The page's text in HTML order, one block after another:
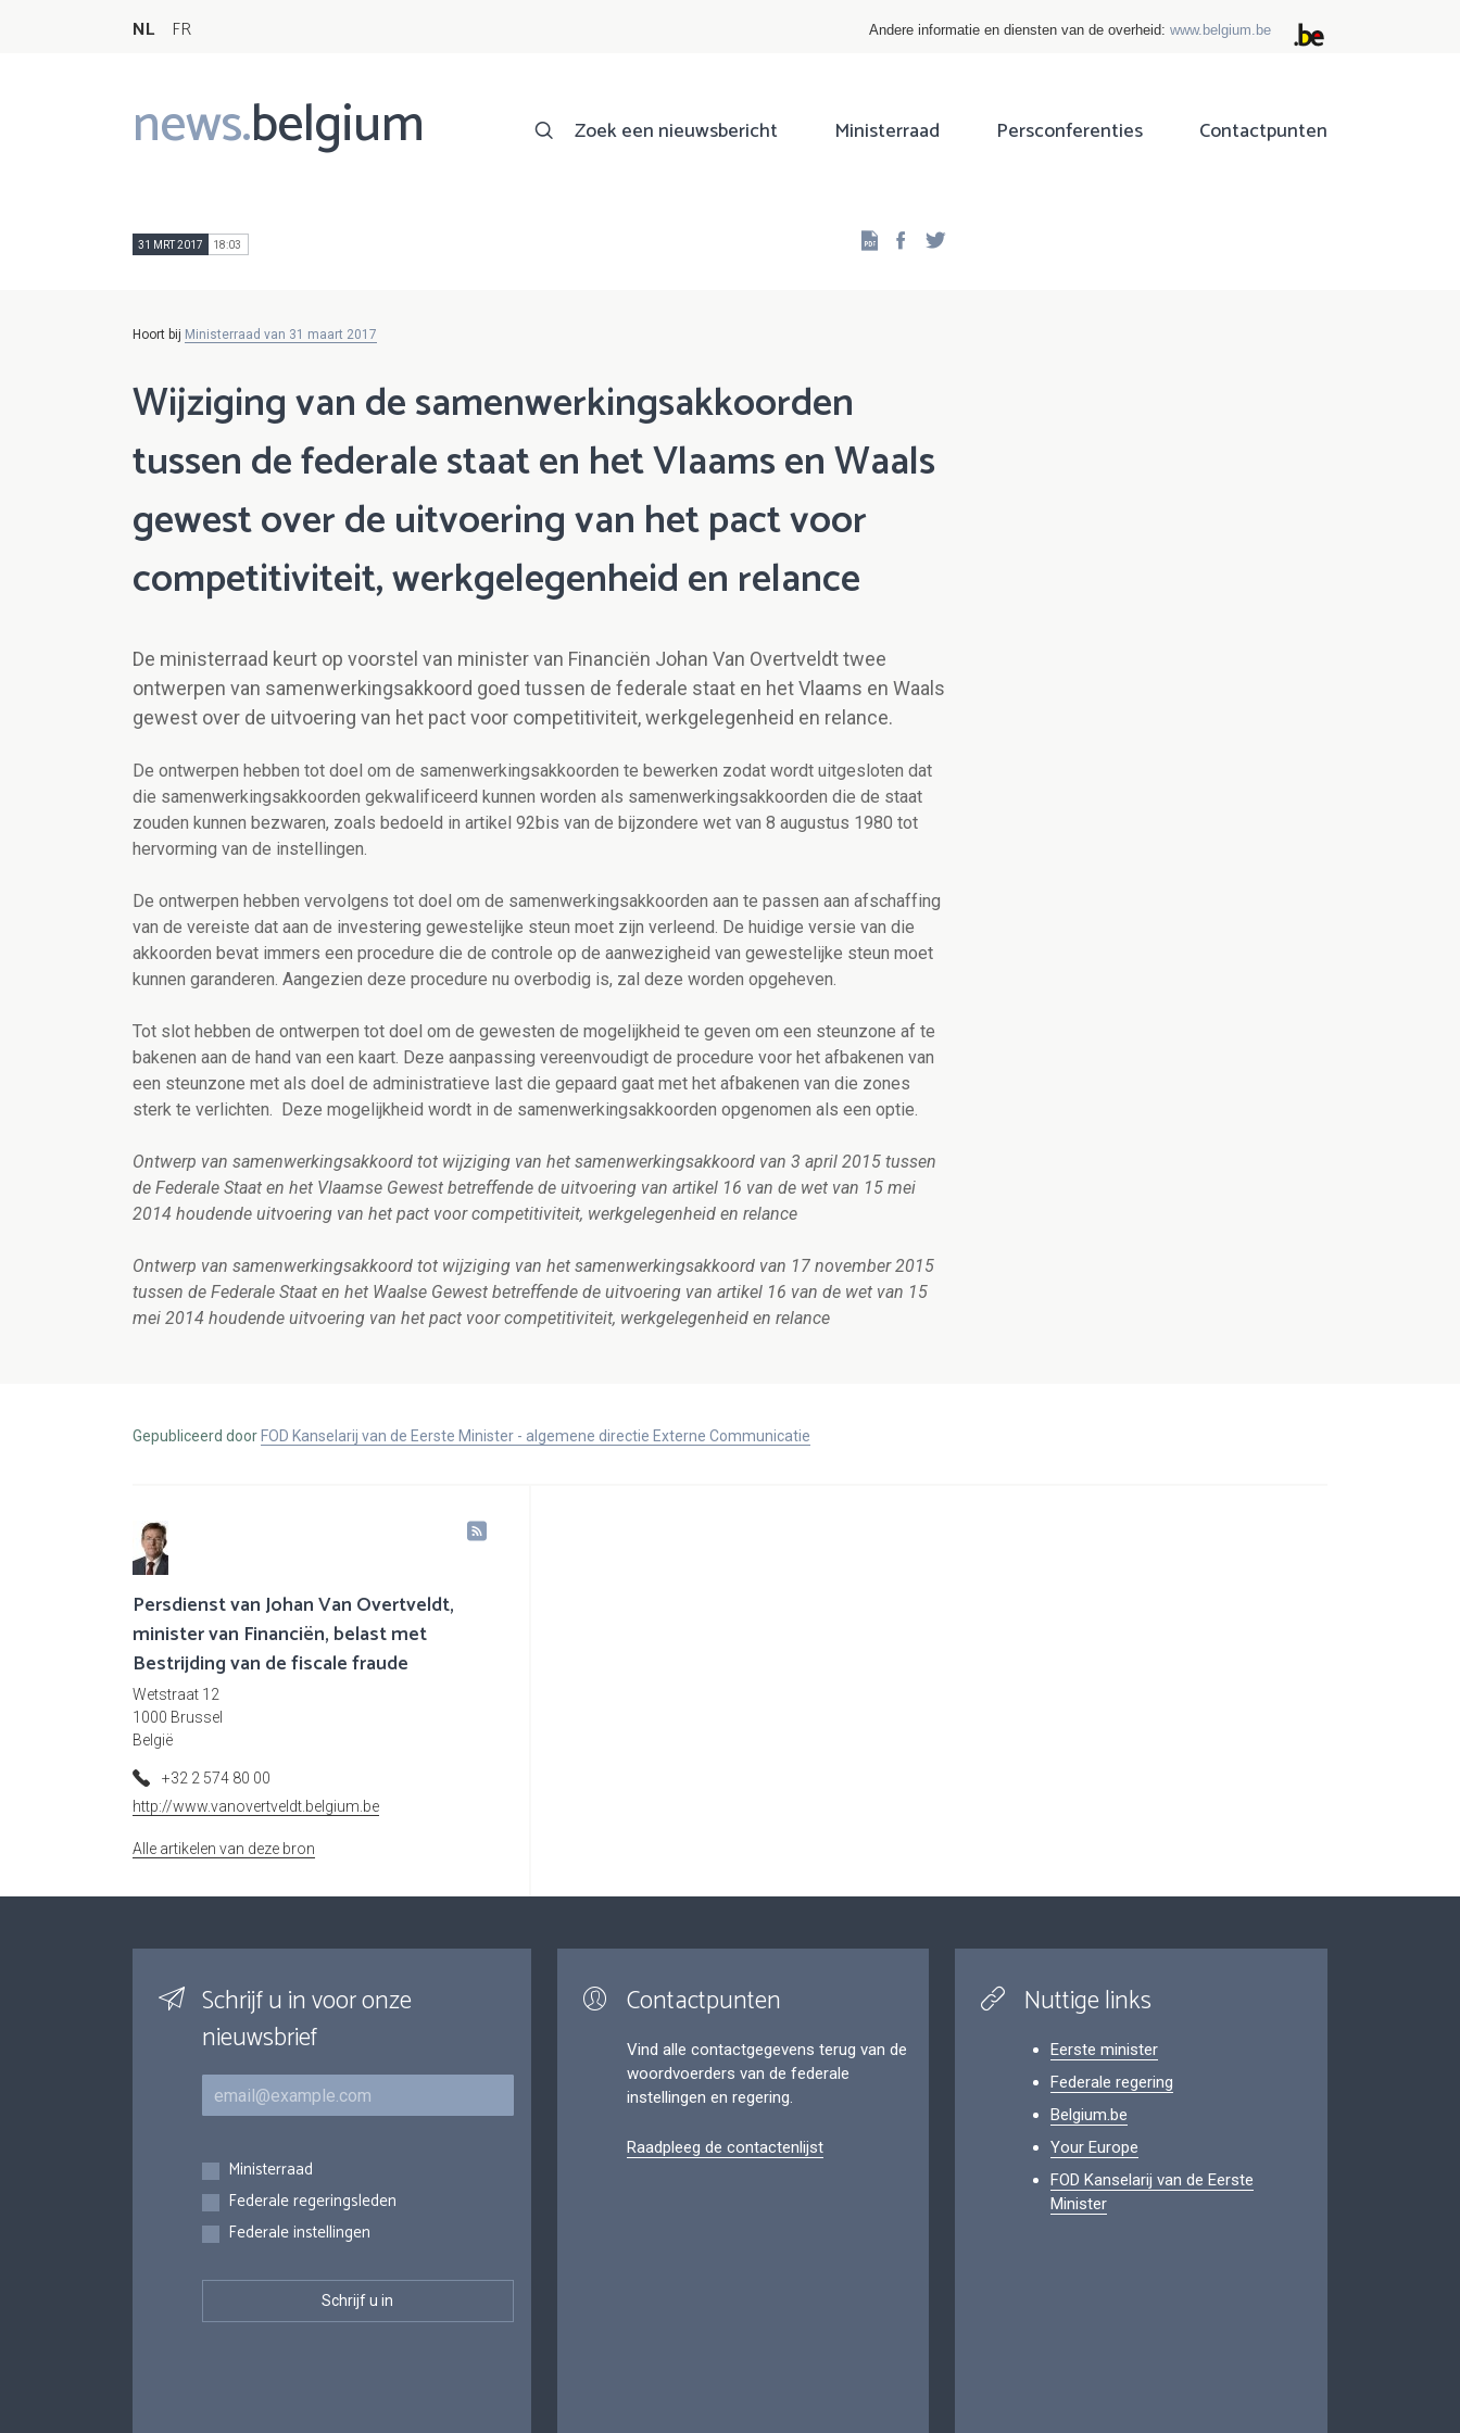
NL FR Andere informatie en diensten van de overheid: www.belgium.be
news.belgium
Main
navigation
Zoek een nieuwsbericht Ministerraad Persconferenties Contactpunten
31 MRT 2017 18:03 Facebook
Hoort bij Ministerraad van 31 maart 2017
Wijziging van de samenwerkingsakkoorden
tussen de federale staat en het Vlaams en Waals
gewest over de uitvoering van het pact voor
competitiviteit, werkgelegenheid en relance
De ministerraad keurt op voorstel van minister van Financiën Johan Van Overtveldt twee
ontwerpen van samenwerkingsakkoord goed tussen de federale staat en het Vlaams en Waals
gewest over de uitvoering van het pact voor competitiviteit, werkgelegenheid en relance.
De ontwerpen hebben tot doel om de samenwerkingsakkoorden te bewerken zodat wordt uitgesloten dat
die samenwerkingsakkoorden gekwalificeerd kunnen worden als samenwerkingsakkoorden die de staat
zouden kunnen bezwaren, zoals bedoeld in artikel 92bis van de bijzondere wet van 8 augustus 1980 tot
hervorming van de instellingen.
De ontwerpen hebben vervolgens tot doel om de samenwerkingsakkoorden aan te passen aan afschaffing
van de vereiste dat aan de investering gewestelijke steun moet zijn verleend. De huidige versie van die
akkoorden bevat immers een procedure die de controle op de aanwezigheid van gewestelijke steun moet
kunnen garanderen. Aangezien deze procedure nu overbodig is, zal deze worden opgeheven.
Tot slot hebben de ontwerpen tot doel om de gewesten de mogelijkheid te geven om een steunzone af te
bakenen aan de hand van een kaart. Deze aanpassing vereenvoudigt de procedure voor het afbakenen van
een steunzone met als doel de administratieve last die gepaard gaat met het afbakenen van die zones
sterk te verlichten. Deze mogelijkheid wordt in de samenwerkingsakkoorden opgenomen als een optie.
Ontwerp van samenwerkingsakkoord tot wijziging van het samenwerkingsakkoord van 3 april 2015 tussen
de Federale Staat en het Vlaamse Gewest betreffende de uitvoering van artikel 16 van de wet van 15 mei
2014 houdende uitvoering van het pact voor competitiviteit, werkgelegenheid en relance
Ontwerp van samenwerkingsakkoord tot wijziging van het samenwerkingsakkoord van 17 november 2015
tussen de Federale Staat en het Waalse Gewest betreffende de uitvoering van artikel 16 van de wet van 15
mei 2014 houdende uitvoering van het pact voor competitiviteit, werkgelegenheid en relance
Gepubliceerd door FOD Kanselarij van de Eerste Minister - algemene directie Externe Communicatie
Persdienst van Johan Van Overtveldt,
minister van Financiën, belast met
Bestrijding van de fiscale fraude
Wetstraat 12
1000 Brussel
België
+32 2 574 80 00
http://www.vanovertveldt.belgium.be
Alle artikelen van deze bron
Schrijf u in voor onze
nieuwsbrief
E-mail
Inschrijvingen
Ministerraad
Federale regeringsleden
Federale instellingen
Contactpunten
Vind alle contactgegevens terug van de
woordvoerders van de federale
instellingen en regering.
Raadpleeg de contactenlijst
Nuttige links
Eerste minister
Federale regering
Belgium.be
Your Europe
FOD Kanselarij van de Eerste
Minister